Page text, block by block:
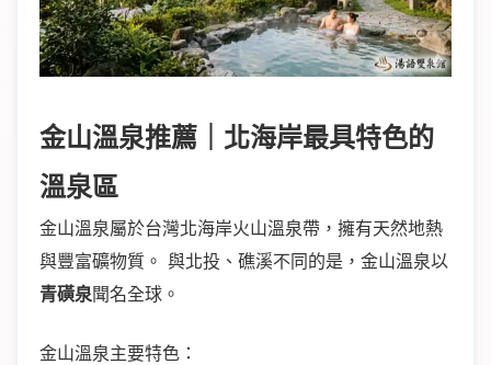
金山溫泉推薦 ｜北海岸最具特色的
溫泉區
金山溫泉屬於台灣北海岸火山溫泉帶，擁有天然地熱
與豐富礦物質。 與北投、礁溪不同的是，金山溫泉以
青磺泉聞名全球。
金山溫泉主要特色：